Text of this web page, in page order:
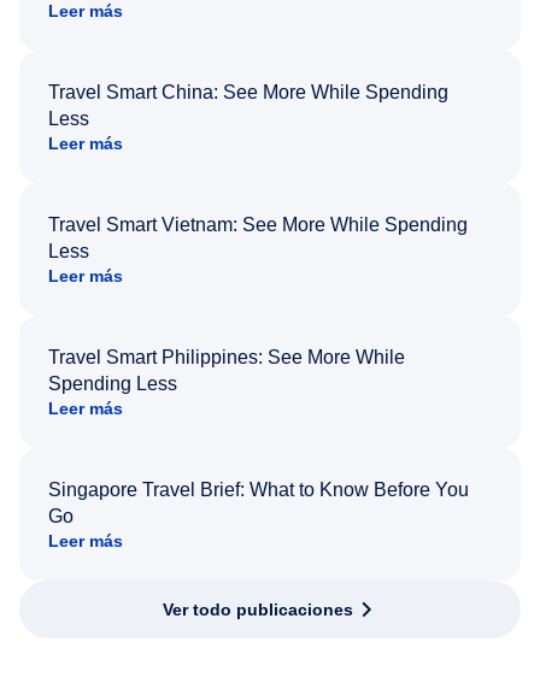
Leer más
Travel Smart China: See More While Spending
Less
Leer más
Travel Smart Vietnam: See More While Spending
Less
Leer más
Travel Smart Philippines: See More While
Spending Less
Leer más
Singapore Travel Brief: What to Know Before You
Go
Leer más
Ver todo publicaciones